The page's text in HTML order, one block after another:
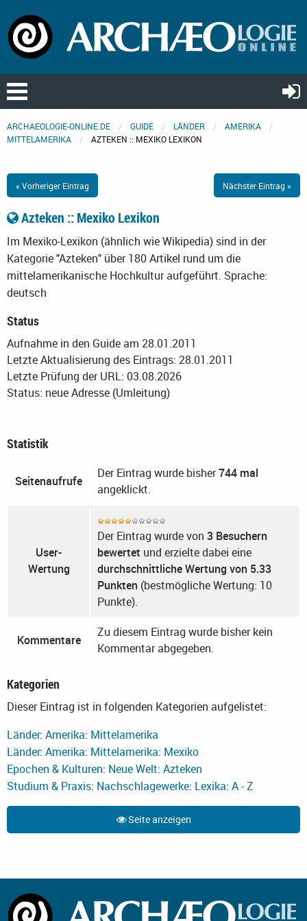
ARCHAEOLOGIE-ONLINE.DE GUIDE LÄNDER
AMERIKA
MITTELAMERIKA
AZTEKEN :: MEXIKO LEXIKON
« Vorheriger Eintrag Nächster Eintrag »
Azteken :: Mexiko Lexikon
Im Mexiko-Lexikon (ähnlich wie Wikipedia) sind in der
Kategorie "Azteken" über 180 Artikel rund um die
mittelamerikanische Hochkultur aufgeführt. Sprache:
deutsch
Status
Aufnahme in den Guide am 28.01.2011
Letzte Aktualisierung des Eintrags: 28.01.2011
Letzte Prüfung der URL: 03.08.2026
Status: neue Adresse (Umleitung)
Statistik
Seitenaufrufe
Der Eintrag wurde bisher744 mal
angeklickt.
User-
Wertung
Der Eintrag wurde von 3 Besuchern
bewertet und erzielte dabei eine
durchschnittliche Wertung von 5.33
Punkten (bestmögliche Wertung: 10
Punkte).
Kommentare
Zu diesem Eintrag wurde bisher kein
Kommentar abgegeben.
Kategorien
Dieser Eintrag ist in folgenden Kategorien aufgelistet:
Länder: Amerika: Mittelamerika
Länder: Amerika: Mittelamerika: Mexiko
Epochen & Kulturen: Neue Welt: Azteken
Studium & Praxis: Nachschlagewerke: Lexika: A - Z
Seite anzeigen